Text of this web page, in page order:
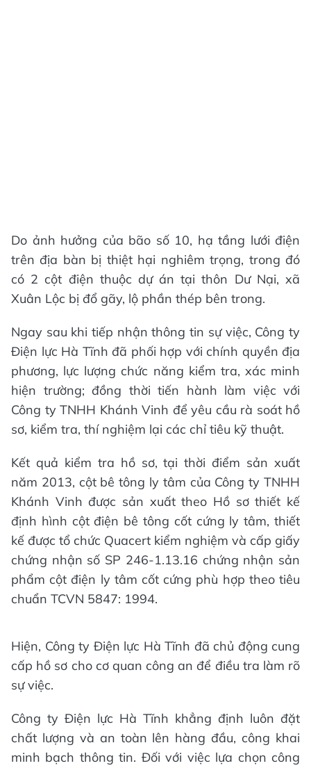
Do ảnh hưởng của bão số 10, hạ tầng lưới điện
trên địa bàn bị thiệt hại nghiêm trọng, trong đó
có 2 cột điện thuộc dự án tại thôn Dư Nại, xã
Xuân Lộc bị đổ gãy, lộ phần thép bên trong.
Ngay sau khi tiếp nhận thông tin sự việc, Công ty
Điện lực Hà Tĩnh đã phối hợp với chính quyền địa
phương, lực lượng chức năng kiểm tra, xác minh
hiện trường; đồng thời tiến hành làm việc với
Công ty TNHH Khánh Vinh để yêu cầu rà soát hồ
sơ, kiểm tra, thí nghiệm lại các chỉ tiêu kỹ thuật.
Kết quả kiểm tra hồ sơ, tại thời điểm sản xuất
năm 2013, cột bê tông ly tâm của Công ty TNHH
Khánh Vinh được sản xuất theo Hồ sơ thiết kế
định hình cột điện bê tông cốt cứng ly tâm, thiết
kế được tổ chức Quacert kiểm nghiệm và cấp giấy
chứng nhận số SP 246-1.13.16 chứng nhận sản
phẩm cột điện ly tâm cốt cứng phù hợp theo tiêu
chuẩn TCVN 5847: 1994.
Hiện, Công ty Điện lực Hà Tĩnh đã chủ động cung
cấp hồ sơ cho cơ quan công an để điều tra làm rõ
sự việc.
Công ty Điện lực Hà Tĩnh khẳng định luôn đặt
chất lượng và an toàn lên hàng đầu, công khai
minh bạch thông tin. Đối với việc lựa chọn công